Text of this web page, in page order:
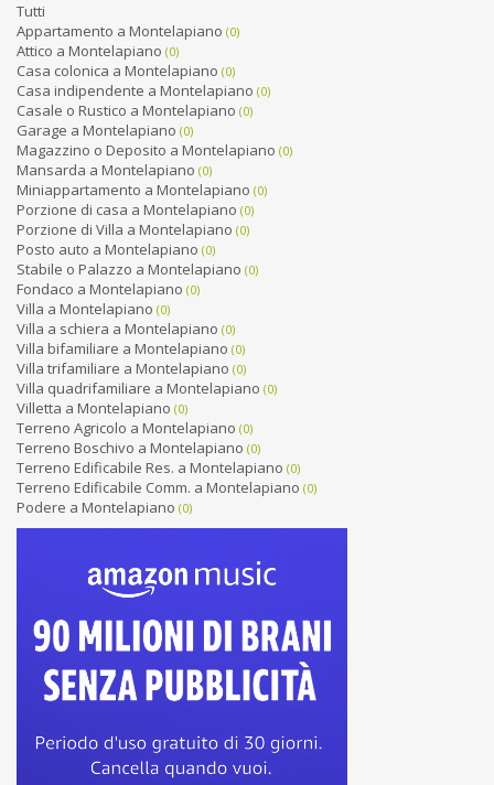
Tutti
Appartamento a Montelapiano (0)
Attico a Montelapiano (0)
Casa colonica a Montelapiano (0)
Casa indipendente a Montelapiano (0)
Casale o Rustico a Montelapiano (0)
Garage a Montelapiano (0)
Magazzino o Deposito a Montelapiano (0)
Mansarda a Montelapiano (0)
Miniappartamento a Montelapiano (0)
Porzione di casa a Montelapiano (0)
Porzione di Villa a Montelapiano (0)
Posto auto a Montelapiano (0)
Stabile o Palazzo a Montelapiano (0)
Fondaco a Montelapiano (0)
Villa a Montelapiano (0)
Villa a schiera a Montelapiano (0)
Villa bifamiliare a Montelapiano (0)
Villa trifamiliare a Montelapiano (0)
Villa quadrifamiliare a Montelapiano (0)
Villetta a Montelapiano (0)
Terreno Agricolo a Montelapiano (0)
Terreno Boschivo a Montelapiano (0)
Terreno Edificabile Res. a Montelapiano (0)
Terreno Edificabile Comm. a Montelapiano (0)
Podere a Montelapiano (0)